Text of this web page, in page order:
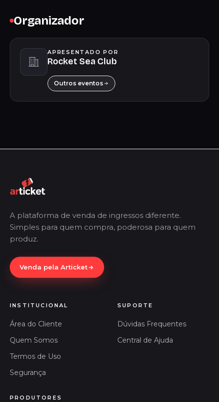
Organizador
APRESENTADO POR
Rocket Sea Club
Outros eventos
A plataforma de venda de ingressos diferente.
Simples para quem compra, poderosa para quem
produz.
Venda pela Articket
INSTITUCIONAL
Área do Cliente
Quem Somos
Termos de Uso
Segurança
SUPORTE
Dúvidas Frequentes
Central de Ajuda
PRODUTORES